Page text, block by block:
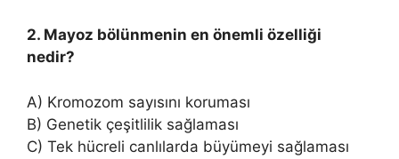
2. Mayoz bölünmenin en önemli özelliği
nedir?
A) Kromozom sayısını koruması
B) Genetik çeşitlilik sağlaması
C) Tek hücreli canlılarda büyümeyi sağlaması